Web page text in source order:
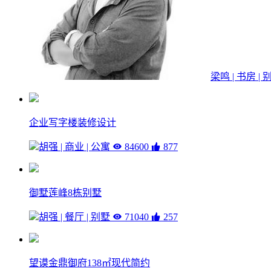
梁鸣 | 书房 |
企业写字楼装修设计
胡强 | 商业 | 公寓 84600 877
御墅莲峰8栋别墅
胡强 | 餐厅 | 别墅 71040 257
望谟金鼎御府138㎡现代简约